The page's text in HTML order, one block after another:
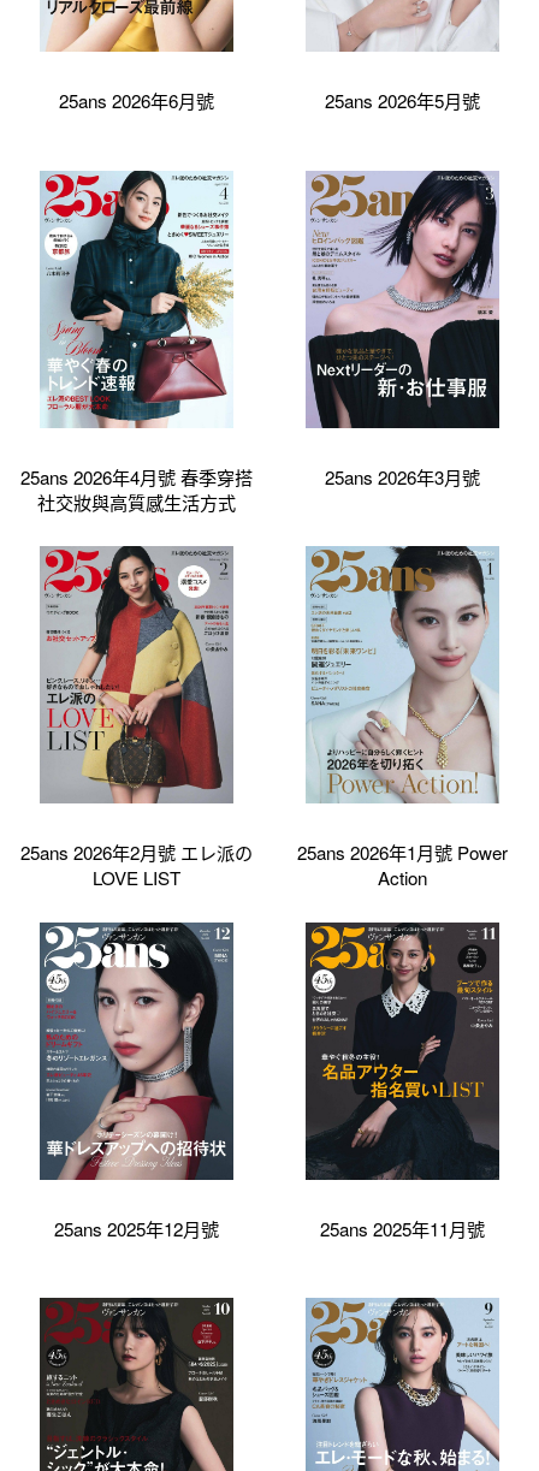
25ans 2026年6月號 25ans 2026年5月號
25ans 2026年4月號 春季穿搭
社交妝與高質感生活方式
25ans 2026年3月號
25ans 2026年2月號 エレ派の
LOVE LIST
25ans 2026年1月號 Power
Action
25ans 2025年12月號 25ans 2025年11月號